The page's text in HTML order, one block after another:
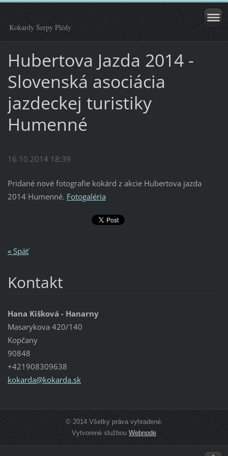
Kokardy Šerpy Plédy
Hubertova Jazda 2014 -
Slovenská asociácia
jazdeckej turistiky
Humenné
16.10.2014 18:39
Pridané nové fotografie kokárd z akcie Hubertova jazda
2014 Humenné. Fotogaléria
« Späť
Kontakt
Hana Kišková - Hanarny
Masarykova 420/140
Kopčany
90848
+421908309638
kokarda@kokarda.sk
© 2014 Všetky práva vyhradené.
Vytvorené službou Webnode